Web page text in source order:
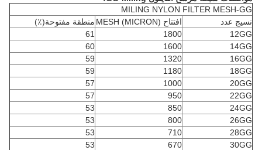
MILING NYLON FILTER MESH-GG
نسيج عدد
افتتاح MESH (MICRON)
منطقة مفتوحة(٪)
12GG
1800
61
14GG
1600
60
16GG
1320
59
18GG
1180
59
20GG
1000
57
22GG
950
57
24GG
850
53
26GG
800
53
28GG
710
53
30GG
670
53